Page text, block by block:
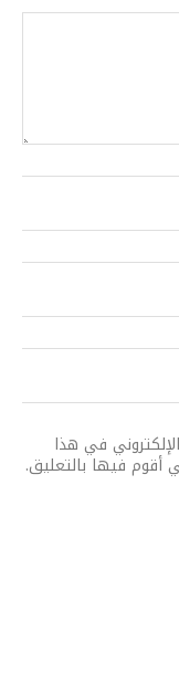
في هذا
أقوم فيها بالتعليق.